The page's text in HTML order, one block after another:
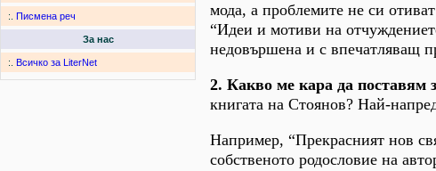
:. Писмена реч
За нас
:. Всичко за LiterNet
мода, а проблемите не си
“Идеи и мотиви на
недовършена и с впечатляващ
2. Какво ме кара да поставям
книгата на Стоянов? Най-
Например, “Прекрасният нов
собственото родословие на